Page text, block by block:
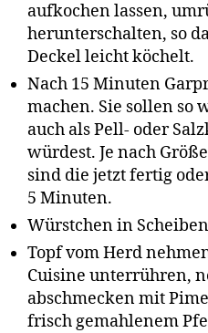
aufkochen lassen,
herunterschalten, so
Deckel leicht köchelt.
Nach 15 Minuten
machen. Sie sollen so
auch als Pell- oder
würdest. Je nach
sind die jetzt fertig
5 Minuten.
Würstchen in
Topf vom Herd
Cuisine unterrühren,
abschmecken mit
frisch gemahlenem